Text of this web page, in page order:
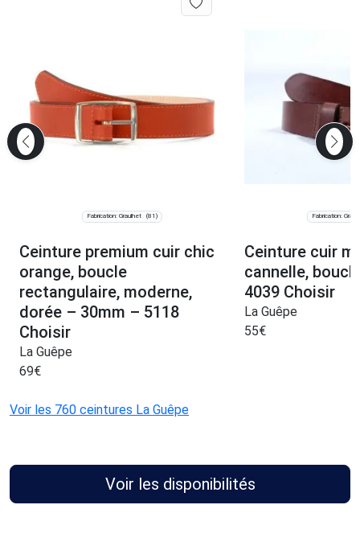
Fabrication: Graulhet (81)
Ceinture premium cuir chic
orange, boucle
rectangulaire, moderne,
dorée – 30mm – 5118
Choisir
La Guêpe
69€
Fabrication:
Ceinture cuir
cannelle,
4039 Choisir
La Guêpe
55€
Voir les 760 ceintures La Guêpe
Voir les disponibilités